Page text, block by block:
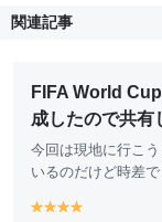
関連記事
FIFA World
成したので共有
今回は現地に行こ
いるのだけど時差
y y y